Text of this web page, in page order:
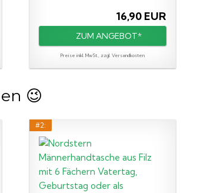
16,90 EUR
ZUM ANGEBOT*
Preise inkl. MwSt., zzgl. Versandkosten
😉
#2: